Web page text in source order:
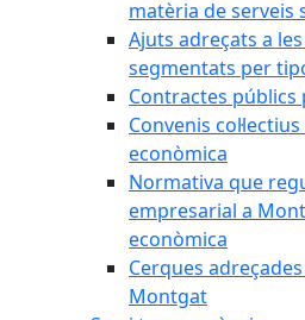
matèria de serveis
Ajuts adreçats a
segmentats per
Contractes
Convenis
econòmica
Normativa que
empresarial a
econòmica
Cerques
Montgat